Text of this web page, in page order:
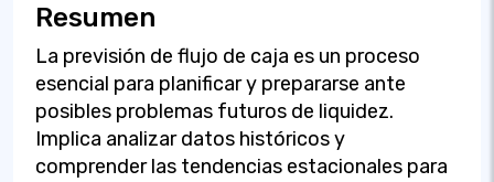
Resumen
La previsión de flujo de caja es un proceso
esencial para planificar y prepararse ante
posibles problemas futuros de liquidez.
Implica analizar datos históricos y
comprender las tendencias estacionales para